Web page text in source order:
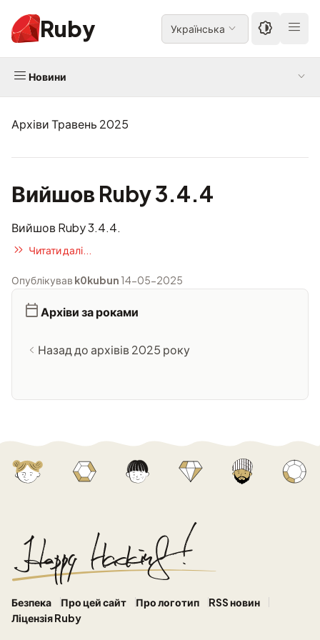
Ruby Українська
Новини
Архіви Травень 2025
Вийшов Ruby 3.4.4
Вийшов Ruby 3.4.4.
Читати далі...
Опублікував k0kubun 14-05-2025
Архіви за роками
Назад до архівів 2025 року
Безпека Про цей сайт Про логотип
RSS новин
Ліцензія Ruby